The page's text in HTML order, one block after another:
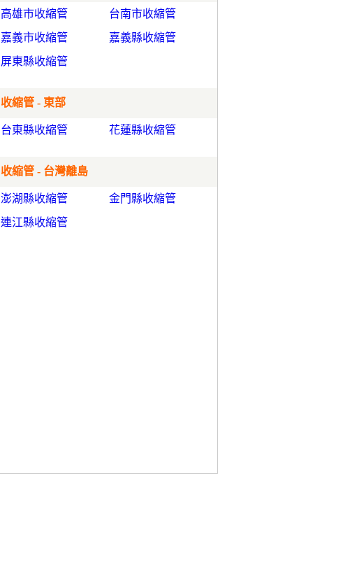
高雄市收縮管
台南市收縮管
嘉義市收縮管
嘉義縣收縮管
屏東縣收縮管
收縮管 - 東部
台東縣收縮管 花蓮縣收縮管
收縮管 - 台灣離島
澎湖縣收縮管
金門縣收縮管
連江縣收縮管